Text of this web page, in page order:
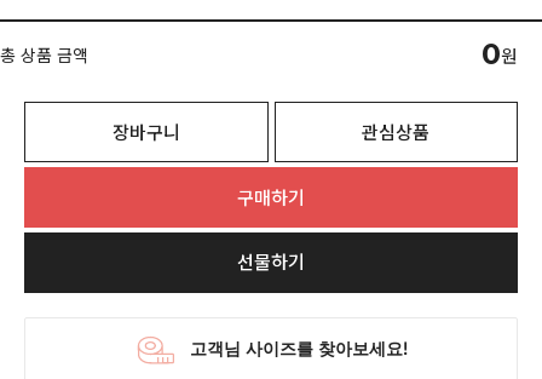
총 상품 금액 0원
장바구니 관심상품
구매하기
선물하기